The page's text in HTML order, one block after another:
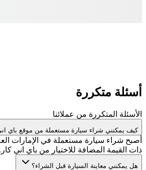
أسئلة متكررة
الأسئلة المتكررة من عملائنا
كيف يمكنني شراء سيارة مستعملة من موقع باي
أصبح شراء سيارة مستعملة في الإمارات
ذات القيمة المضافة للاختيار من باي اني كار.
هل يمكنني معاينة السيارة قبل الشراء؟